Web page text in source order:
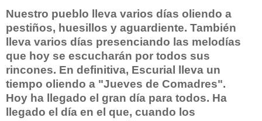
Nuestro pueblo lleva varios días oliendo a
pestiños, huesillos y aguardiente. También
lleva varios días presenciando las melodías
que hoy se escucharán por todos sus
rincones. En definitiva, Escurial lleva un
tiempo oliendo a "Jueves de Comadres".
Hoy ha llegado el gran día para todos. Ha
llegado el día en el que, cuando los